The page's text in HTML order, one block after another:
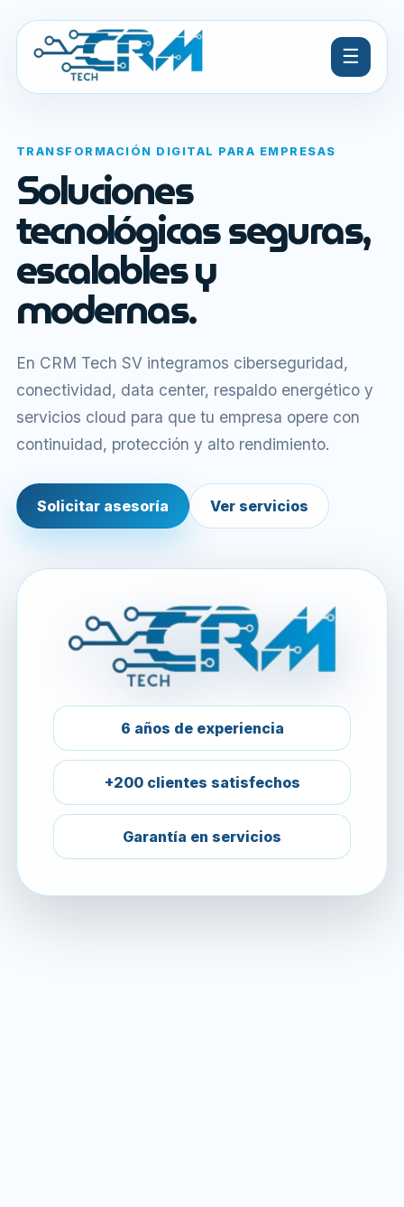
☰
TRANSFORMACIÓN DIGITAL PARA EMPRESAS
Soluciones
tecnológicas seguras,
escalables y
modernas.
En CRM Tech SV integramos ciberseguridad,
conectividad, data center, respaldo energético y
servicios cloud para que tu empresa opere con
continuidad, protección y alto rendimiento.
Solicitar asesoría Ver servicios
6 años de experiencia
+200 clientes satisfechos
Garantía en servicios